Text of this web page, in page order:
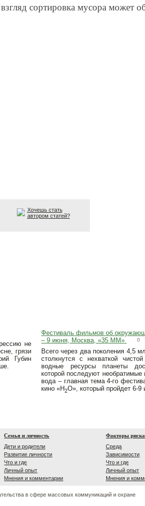
сортировка мусора может
Хочешь стать
автором статей?
не
грязи
Губин
Фестиваль фильмов об
– 9 июня, Москва, «35 ММ»
0
Всего через два поколения 4,5
столкнутся с нехваткой
водные ресурсы планеты
которой последуют
вода – главная тема 4-го
кино «H2O», который пройдет 6-
Семья и личность
Дети и родители
Развитие личности
Что и где
Личный опыт
Мнения и комментарии
Факторы риска
Среда
Зависимости
Что и где
Личный опыт
Мнения и
в сфере массовых коммуникаций и охране